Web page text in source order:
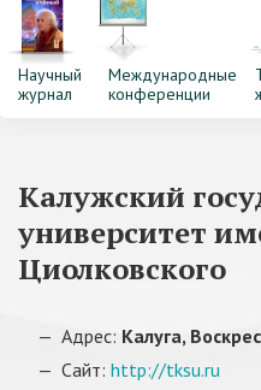
Научный
журнал
Международные
конференции
Калужский
университет
Циолковского
Адрес: Калуга,
Сайт: http://tksu.ru